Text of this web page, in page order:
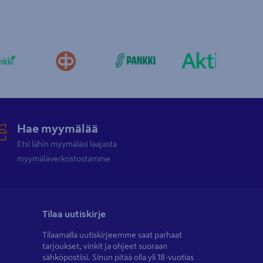
Hae myymälää
Etsi lähin myymäläsi laajasta
myymäläverkostostamme
Tilaa uutiskirje
Tilaamalla uutiskirjeemme saat parhaat
tarjoukset, vinkit ja ohjeet suoraan
sähköpostiisi. Sinun pitää olla yli 18-vuotias